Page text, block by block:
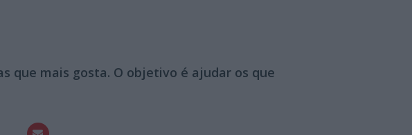
que mais gosta. O objetivo é ajudar os que